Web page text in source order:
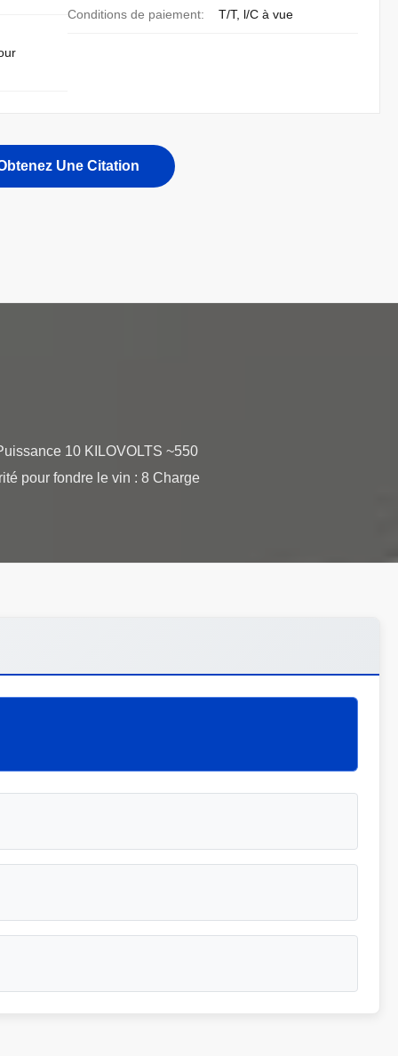
Conditions de paiement: T/T, l/C à vue
Une Citation
10 KILOVOLTS ~550
pour fondre le vin : 8 Charge